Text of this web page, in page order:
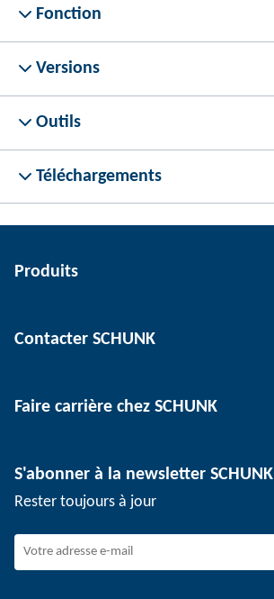
Fonction
Versions
Outils
Téléchargements
Produits
Technologie d'automatisation
Technologie de serrage de pièce
Contacter SCHUNK
Sites
Événements
Faire carrière chez SCHUNK
SCHUNK en tant qu'employeur
Rejoindre SCHUNK
S'abonner à la newsletter SCHUNK
Rester toujours à jour